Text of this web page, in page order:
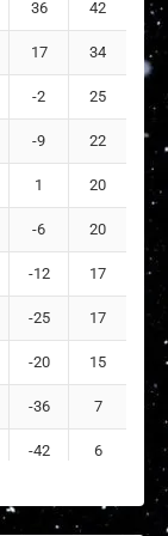
36 42
17 34
-2 25
-9 22
1 20
-6 20
-12 17
-25 17
-20 15
-36 7
-42 6